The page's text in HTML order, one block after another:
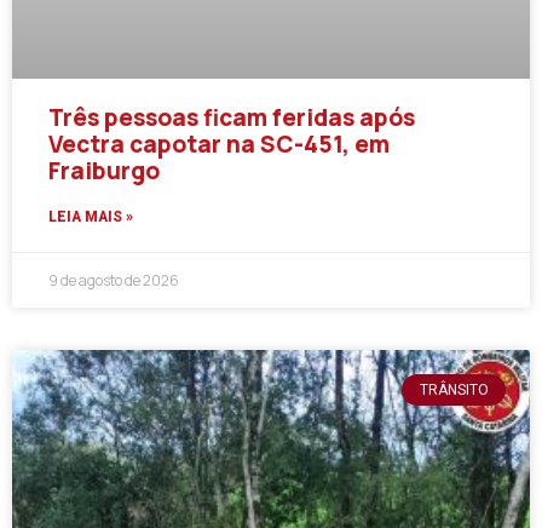
Três pessoas ficam feridas após
Vectra capotar na SC-451, em
Fraiburgo
LEIA MAIS »
9 de agosto de 2026
TRÂNSITO